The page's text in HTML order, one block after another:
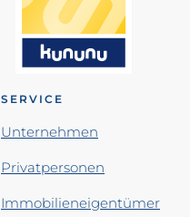
SERVICE
Unternehmen
Privatpersonen
Immobilieneigentümer